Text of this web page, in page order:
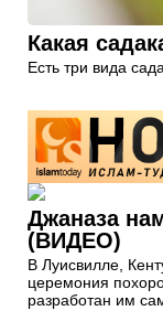
Какая
Есть три вида
Джаназа
(ВИДЕО)
В Луисвилле,
церемония
разработан им